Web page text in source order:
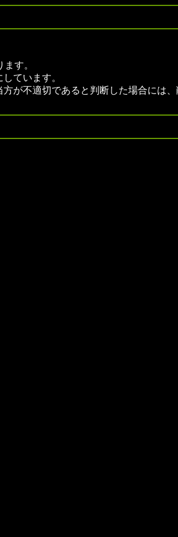
す。
ています。
が不適切であると判断した場合には、